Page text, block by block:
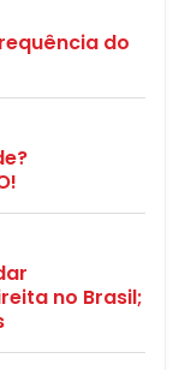
do
no Brasil;